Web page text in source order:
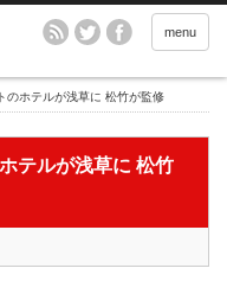
menu
のホテルが浅草に 松竹が監修
テルが浅草に 松竹